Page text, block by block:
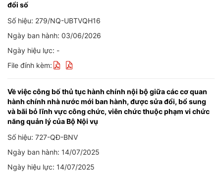
đổi số
Số hiệu: 279/NQ-UBTVQH16
Ngày ban hành: 03/06/2026
Ngày hiệu lực: -
File đính kèm:
Về việc công bố thủ tục hành chính nội bộ giữa các cơ quan
hành chính nhà nước mới ban hành, được sửa đổi, bổ sung
và bãi bỏ lĩnh vực công chức, viên chức thuộc phạm vi chức
năng quản lý của Bộ Nội vụ
Số hiệu: 727-QĐ-BNV
Ngày ban hành: 14/07/2025
Ngày hiệu lực: 14/07/2025